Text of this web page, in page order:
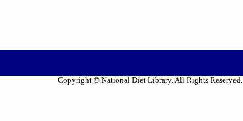
Copyright © National Diet Library. All Rights Reserved.